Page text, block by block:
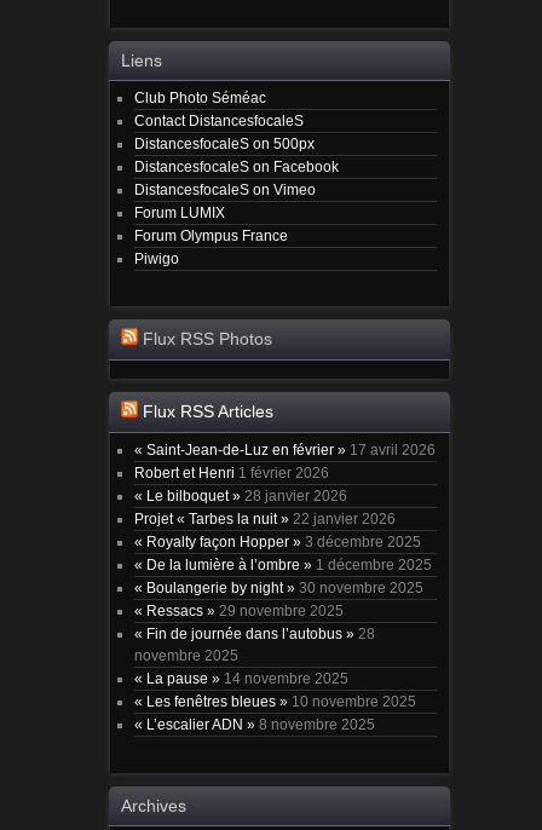
Liens
Club Photo Séméac
Contact DistancesfocaleS
DistancesfocaleS on 500px
DistancesfocaleS on Facebook
DistancesfocaleS on Vimeo
Forum LUMIX
Forum Olympus France
Piwigo
Flux RSS Photos
Flux RSS Articles
« Saint-Jean-de-Luz en février » 17 avril 2026
Robert et Henri 1 février 2026
« Le bilboquet » 28 janvier 2026
Projet « Tarbes la nuit » 22 janvier 2026
« Royalty façon Hopper » 3 décembre 2025
« De la lumière à l’ombre » 1 décembre 2025
« Boulangerie by night » 30 novembre 2025
« Ressacs » 29 novembre 2025
« Fin de journée dans l’autobus » 28
novembre 2025
« La pause » 14 novembre 2025
« Les fenêtres bleues » 10 novembre 2025
« L’escalier ADN » 8 novembre 2025
Archives